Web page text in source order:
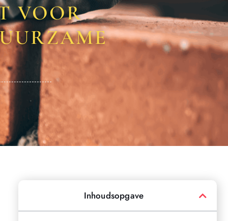
VOOR
Inhoudsopgave